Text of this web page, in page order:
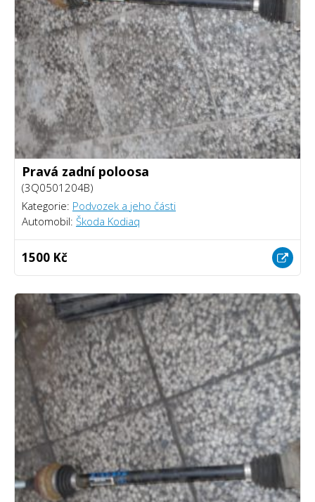
Pravá zadní poloosa
(3Q0501204B)
Kategorie: Podvozek a jeho části
Automobil: Škoda Kodiaq
1500 Kč